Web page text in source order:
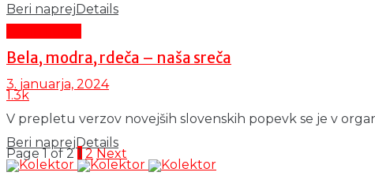
Beri naprejDetails
Bela, modra, rdeča – naša sreča
3. januarja, 2024
1.3k
V prepletu verzov novejših slovenskih popevk se je v
Beri naprejDetails
Page 1 of 2 1 2 Next